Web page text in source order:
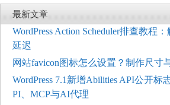
最新文章
WordPress Action Scheduler排查教程
延迟
网站favicon图标怎么设置？制作尺寸
WordPress 7.1新增Abilities API公开标
PI、MCP与AI代理